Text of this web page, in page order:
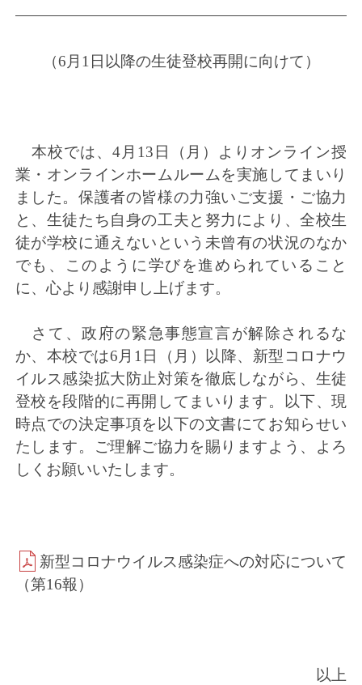
（6月1日以降の生徒登校再開に向けて）
本校では、4月13日（月）よりオンライン授
業・オンラインホームルームを実施してまいり
ました。保護者の皆様の力強いご支援・ご協力
と、生徒たち自身の工夫と努力により、全校生
徒が学校に通えないという未曾有の状況のなか
でも、このように学びを進められていること
に、心より感謝申し上げます。
さて、政府の緊急事態宣言が解除されるな
か、本校では6月1日（月）以降、新型コロナウ
イルス感染拡大防止対策を徹底しながら、生徒
登校を段階的に再開してまいります。以下、現
時点での決定事項を以下の文書にてお知らせい
たします。ご理解ご協力を賜りますよう、よろ
しくお願いいたします。
新型コロナウイルス感染症への対応について
（第16報）
以上